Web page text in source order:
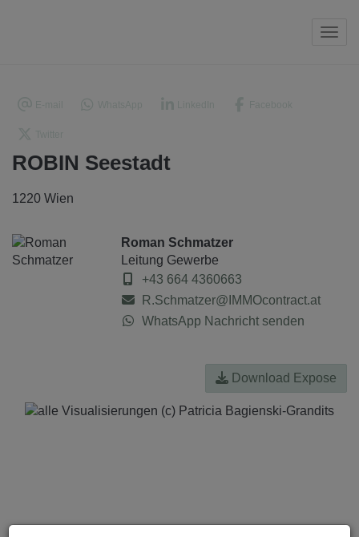
ROBIN Seestadt
1220 Wien
Roman Schmatzer
Leitung Gewerbe
+43 664 4360663
R.Schmatzer@IMMOcontract.at
WhatsApp Nachricht senden
Download Expose